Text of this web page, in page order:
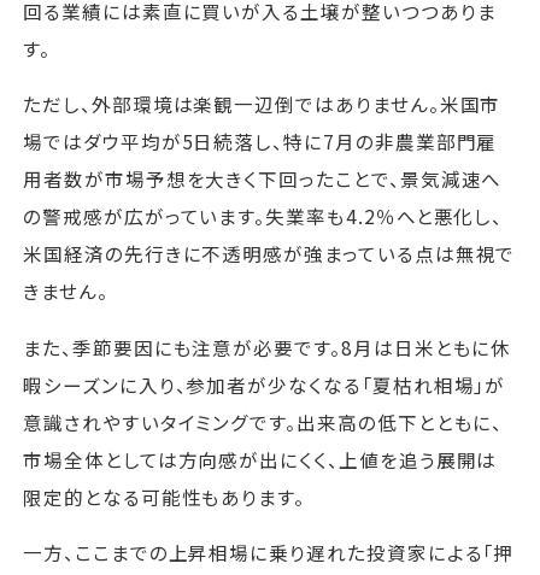
回る業績には素直に買いが入る土壌が整いつつありま
す。
ただし、外部環境は楽観一辺倒ではありません。米国市
場ではダウ平均が5日続落し、特に7月の非農業部門雇
用者数が市場予想を大きく下回ったことで、景気減速へ
の警戒感が広がっています。失業率も4.2％へと悪化し、
米国経済の先行きに不透明感が強まっている点は無視で
きません。
また、季節要因にも注意が必要です。8月は日米ともに休
暇シーズンに入り、参加者が少なくなる「夏枯れ相場」が
意識されやすいタイミングです。出来高の低下とともに、
市場全体としては方向感が出にくく、上値を追う展開は
限定的となる可能性もあります。
一方、ここまでの上昇相場に乗り遅れた投資家による「押